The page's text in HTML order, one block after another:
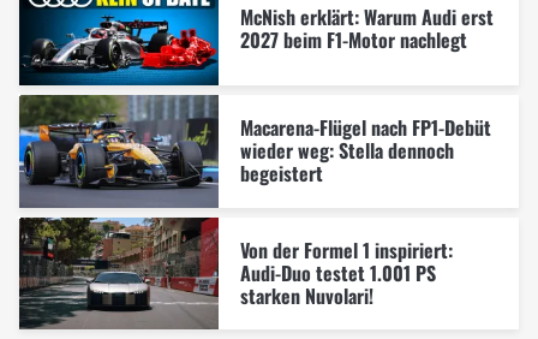
McNish erklärt: Warum Audi erst
2027 beim F1-Motor nachlegt
Macarena-Flügel nach FP1-Debüt
wieder weg: Stella dennoch
begeistert
Von der Formel 1 inspiriert:
Audi-Duo testet 1.001 PS
starken Nuvolari!